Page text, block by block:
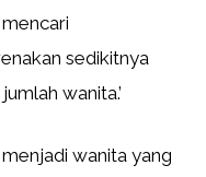
sedikitnya
wanita.’
wanita yang